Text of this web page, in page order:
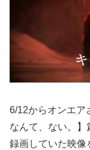
6/12からオンエア
なんて、ない。】
録画していた映像